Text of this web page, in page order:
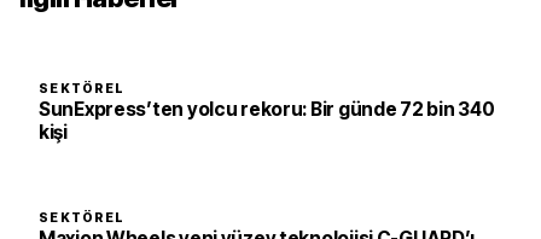
SEKTÖREL
SunExpress’ten yolcu rekoru: Bir günde 72 bin 340
kişi
SEKTÖREL